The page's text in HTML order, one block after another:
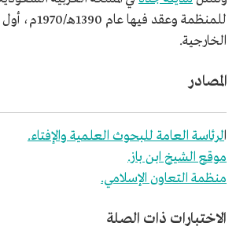
للمنظمة وعقد
الخارجية.
المصادر
الرئاسة العامة للبحوث العلمية والإفتاء.
موقع الشيخ ابن باز.
منظمة التعاون الإسلامي.
الاختبارات ذات الصلة